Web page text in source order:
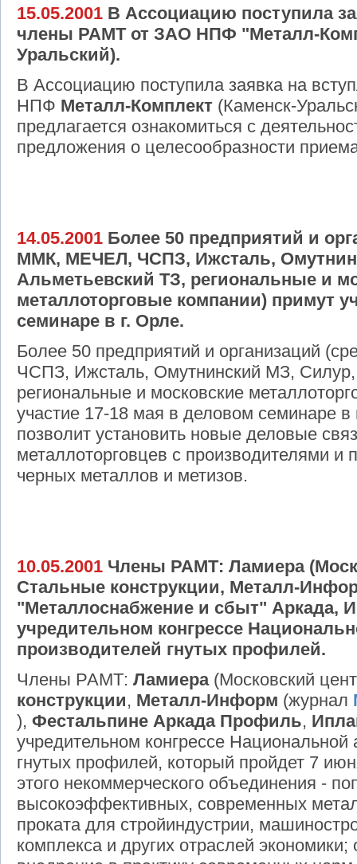
15.05.2001 В Ассоциацию поступила
члены РАМТ от ЗАО НПФ "Металл-
Уральский).
В Ассоциацию поступила заявка на
НПФ Металл-Комплект (Каменск-
предлагается ознакомиться с
предложения о целесообразности
14.05.2001 Более 50 предприятий и
ММК, МЕЧЕЛ, ЧСПЗ, Ижсталь,
Альметьевский ТЗ, региональные и
металлоторговые компании) примут
семинаре в г. Орле.
Более 50 предприятий и организаций
ЧСПЗ, Ижсталь, Омутнинский МЗ, Силур,
региональные и московские
участие 17-18 мая в деловом семинаре
позволит установить новые деловые
металлоторговцев с производителями и
черных металлов и метизов.
10.05.2001 Члены РАМТ: Ламиера
Стальные конструкции, Металл-
"Металлоснабжение и сбыт" Аркада,
учредительном конгрессе
производителей гнутых профилей.
Члены РАМТ: Ламиера(Московский
конструкции, Металл-Информ (журнал
), Фестальпине Аркада Профиль,
учредительном конгрессе
гнутых профилей, который пройдет 7
этого некоммерческого объединения -
высокоэффективных, современных
проката для стройиндустрии,
комплекса и других отраслей